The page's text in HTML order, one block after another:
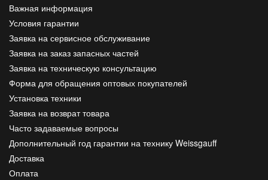
Важная информация
Условия гарантии
Заявка на сервисное обслуживание
Заявка на заказ запасных частей
Заявка на техническую консультацию
Форма для обращения оптовых покупателей
Установка техники
Заявка на возврат товара
Часто задаваемые вопросы
Дополнительный год гарантии на технику Weissgauff
Доставка
Оплата